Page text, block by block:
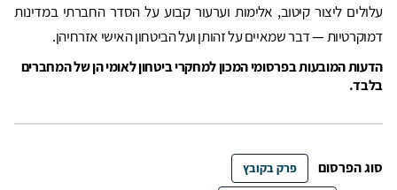
עלולים ליצור קיטוב, אלימות וערעור קבוע על הסדר החברתי במדינות
דמוקרטיות — דבר שמאיים על זהותן ועל הביטחון האישי אזרחיהן.
הדעות המובעות בפרסומי המכון למחקרי ביטחון לאומי הן של המחברים
בלבד.
סוג הפרסום פרק בקובץ